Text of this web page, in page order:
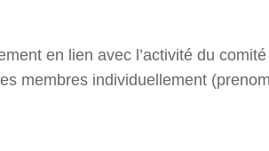
en lien avec l’activité du
membres individuellement